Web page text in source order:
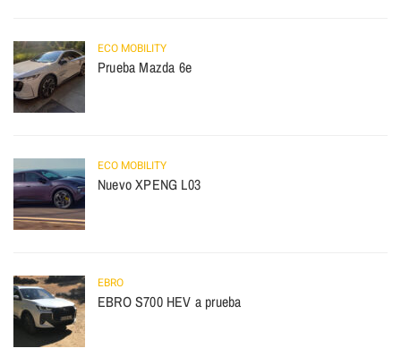
ECO MOBILITY
Prueba Mazda 6e
ECO MOBILITY
Nuevo XPENG L03
EBRO
EBRO S700 HEV a prueba